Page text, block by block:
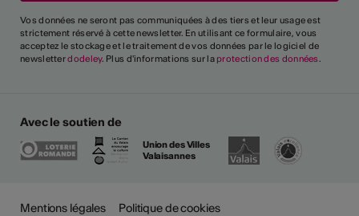
Vos données ne seront pas communiquées à des tiers et leur usage est
strictement réservé à cette newsletter. En utilisant ce formulaire, vous
acceptez le stockage et le traitement de vos données par le logiciel de
newsletterdodeley. Plus d'informations sur la protection des données.
Avec le soutien de
Union des Villes
Valaisannes
Mentions légales Politique de cookies